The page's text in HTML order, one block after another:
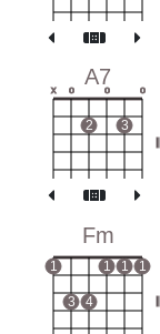
A7
x o
2
o
3
o
Fm
1
3 4
1 1 1